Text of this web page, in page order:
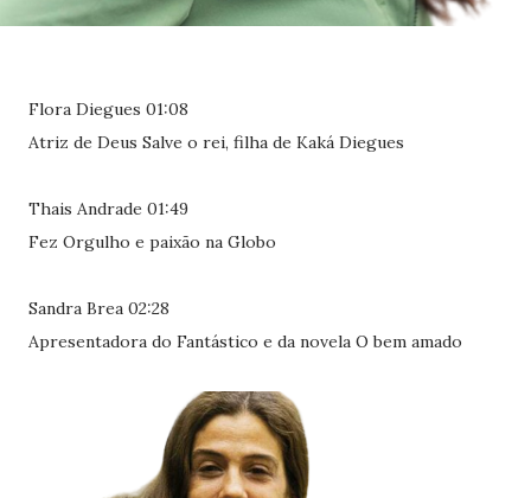
Flora Diegues 01:08
Atriz de Deus Salve o rei, filha de Kaká Diegues
Thais Andrade 01:49
Fez Orgulho e paixão na Globo
Sandra Brea 02:28
Apresentadora do Fantástico e da novela O bem amado